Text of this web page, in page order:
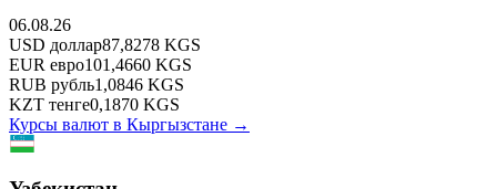
06.08.26
USD доллар87,8278 KGS
EUR евро101,4660 KGS
RUB рубль1,0846 KGS
KZT тенге0,1870 KGS
Курсы валют в Кыргызстане →